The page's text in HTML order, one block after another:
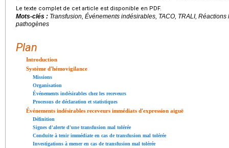
Le texte complet de cet article est disponible en PDF.
Mots-clés : Transfusion, Événements indésirables, TACO, TRALI,
pathogènes
Plan
Introduction
Système d'hémovigilance
Missions
Organisation
Événements indésirables chez les receveurs
Processus de déclaration et statistiques
Événements indésirables receveurs immédiats d'expression aiguë
Définition
Signes d'alerte d'une transfusion mal tolérée
Conduite à tenir immédiate en cas de transfusion mal tolérée
Investigations à mener en cas de transfusion mal tolérée